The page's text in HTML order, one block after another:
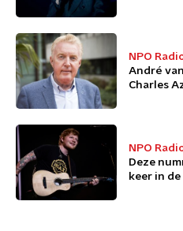
NPO
André
Charles
NPO
Deze
keer in